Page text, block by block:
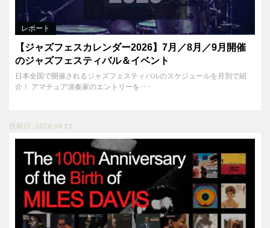
レポート
【ジャズフェスカレンダー2026】7月／8月／9月開催
のジャズフェスティバル＆イベント
日本全国で開催されるジャズフェスティバルのスケジュールを月別で紹
介！ アマチュア演奏家のエントリーを･･･
投稿日 : 2026.04.21